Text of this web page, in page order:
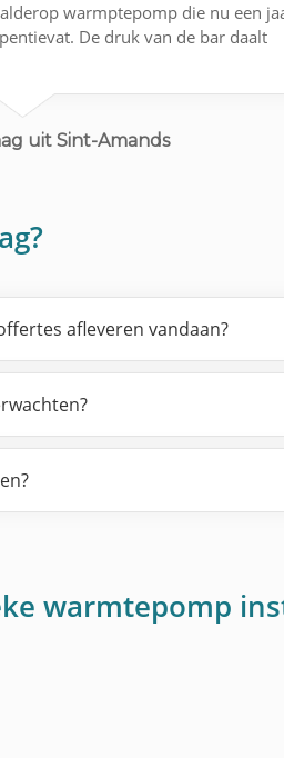
warmptepomp die nu een
De druk van de bar daalt
uit Sint-Amands
afleveren vandaan?
warmtepomp